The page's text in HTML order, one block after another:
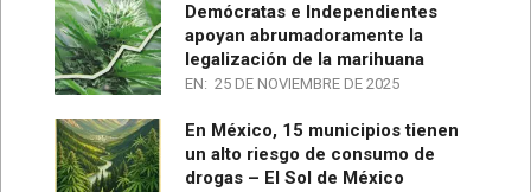
Demócratas e Independientes
apoyan abrumadoramente la
legalización de la marihuana
EN: 25 DE NOVIEMBRE DE 2025
En México, 15 municipios tienen
un alto riesgo de consumo de
drogas – El Sol de México